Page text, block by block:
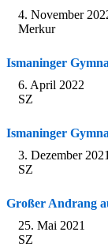
4. November
Merkur
Ismaninger
6. April 2022
SZ
Ismaninger
3. Dezember 2021
SZ
Großer Andrang
25. Mai 2021
SZ